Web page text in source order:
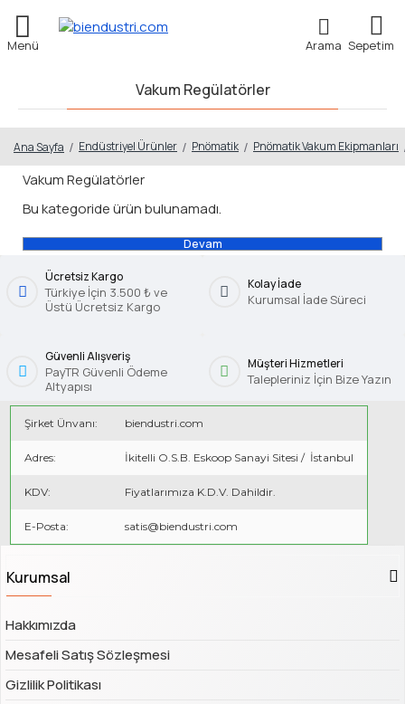
Ana Sayfa Endüstriyel Ürünler Pnömatik Pnömatik Vakum Ekipmanları
Vakum Regülatörler
Vakum Regülatörler
Bu kategoride ürün bulunamadı.
Devam
Ücretsiz Kargo
Türkiye İçin 3.500 ₺ ve
Üstü Ücretsiz Kargo
Kolay İade
Kurumsal İade Süreci
Güvenli Alışveriş
PayTR Güvenli Ödeme
Altyapısı
Müşteri Hizmetleri
Talepleriniz İçin Bize Yazın
Şirket Ünvanı: biendustri.com
Adres: İkitelli O.S.B. Eskoop Sanayi Sitesi / İstanbul
KDV: Fiyatlarımıza K.D.V. Dahildir.
E-Posta: satis@biendustri.com
Kurumsal
Hakkımızda
Mesafeli Satış Sözleşmesi
Gizlilik Politikası